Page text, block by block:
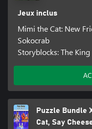
Jeux inclus
Mimi the Cat: New
Sokocrab
Storyblocks: The King
Puzzle Bundle
Cat, Say